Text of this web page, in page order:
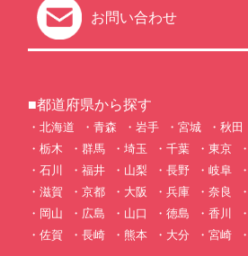
お問い合わせ
■都道府県から探す
北海道 青森 岩手 宮城 秋田
栃木
群馬 埼玉 千葉 東京
石川
福井 山梨 長野 岐阜
滋賀
京都 大阪 兵庫 奈良
岡山
広島 山口 徳島 香川
佐賀
長崎 熊本 大分 宮崎